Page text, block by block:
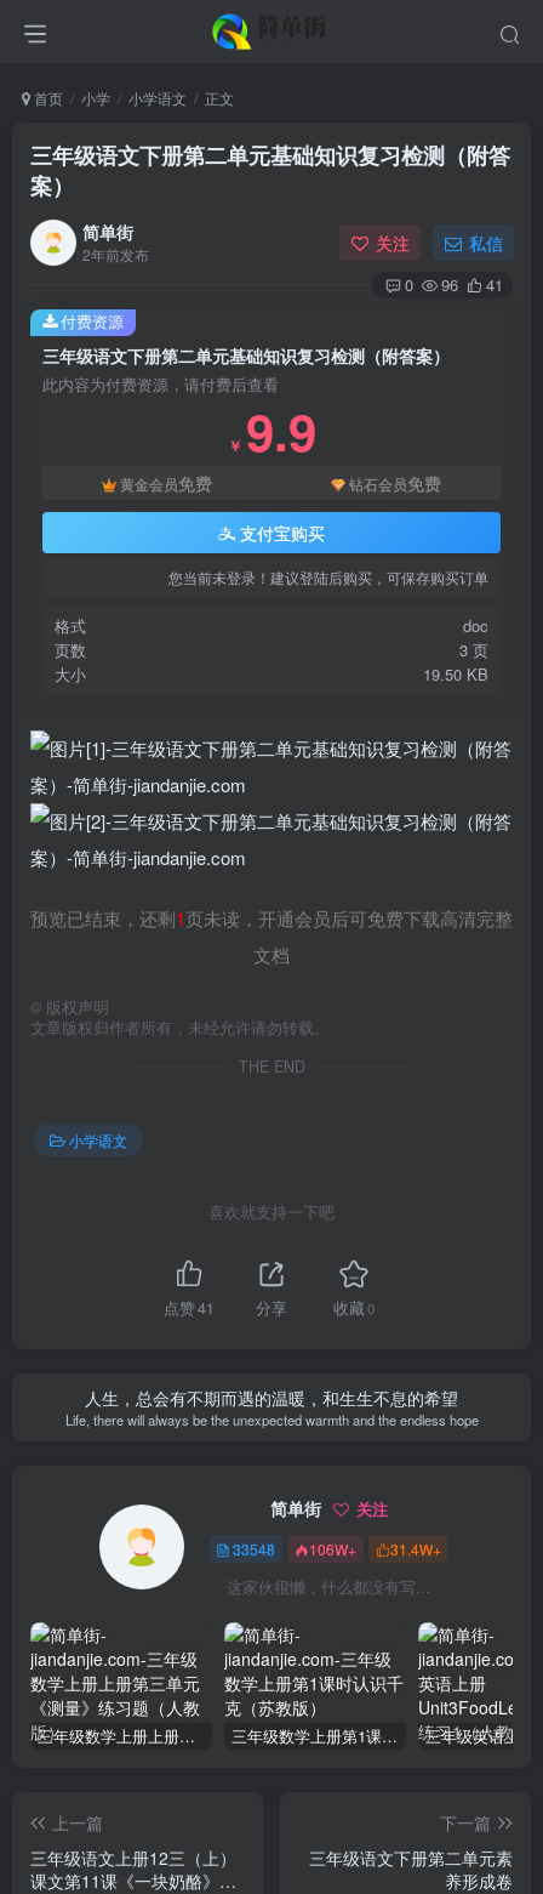
首页 小学 小学语文 正文
三年级语文下册第二单元基础知识复习检测（附答
案）
简单街
2年前发布 关注 私信
0 96 41
三年级语文下册第二单元基础知识复习检测（附答案）
此内容为付费资源，请付费后查看
￥ 9.9
黄金会员免费 钻石会员免费
支付宝购买
您当前未登录！建议登陆后购买，可保存购买订单
格式
doc
页数
3 页
大小
19.50 KB
付费资源
预览已结束，还剩1页未读，开通会员后可免费下载高清完整
文档
© 版权声明
文章版权归作者所有，未经允许请勿转载。
THE END
小学语文
喜欢就支持一下吧
点赞41 分享 收藏0
人生，总会有不期而遇的温暖，和生生不息的希望
Life, there will always be the unexpected warmth and the endless hope
简单街 关注
33548 106W+ 31.4W+
这家伙很懒，什么都没有写...
三年级数学上册上册第三单元《测量》练习题（人教版） 三年级数学上册第1课时认识千克（苏教版）
上一篇
三年级语文上册12三（上）
课文第11课《一块奶酪》知
下一篇
三年级语文下册第二单元素
养形成卷